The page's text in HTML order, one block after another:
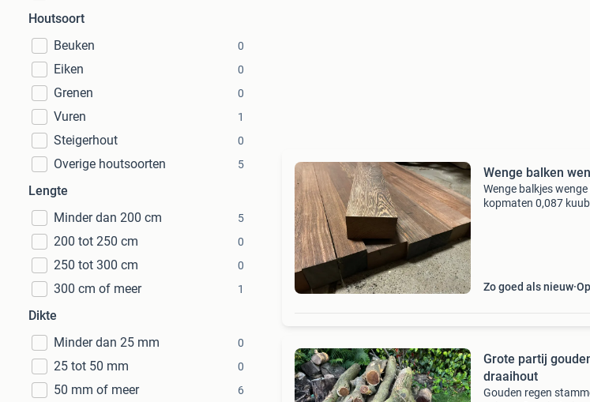
Houtsoort
Beuken
0
Eiken 0
Grenen 0
Vuren 1
Steigerhout 0
Overige houtsoorten 5
Lengte
Minder dan 200 cm
5
200 tot 250 cm 0
250 tot 300 cm 0
300 cm of meer 1
Dikte
Minder dan 25 mm
0
25 tot 50 mm 0
50 mm of meer 6
Wenge balken
Wenge balkjes
kopmaten 0,087
Zo goed als nieuw
Grote partij
draaihout
Gouden regen